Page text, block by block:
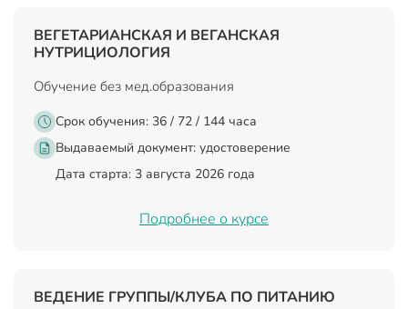
ВЕГЕТАРИАНСКАЯ И ВЕГАНСКАЯ
НУТРИЦИОЛОГИЯ
Обучение без мед.образования
Срок обучения: 36 / 72 / 144 часа
Выдаваемый документ: удостоверение
Дата старта: 3 августа 2026 года
Подробнее о курсе
ВЕДЕНИЕ ГРУППЫ/КЛУБА ПО ПИТАНИЮ